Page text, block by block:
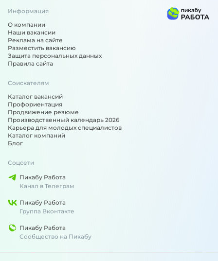
Информация
О компании
Наши вакансии
Реклама на сайте
Разместить вакансию
Защита персональных данных
Правила сайта
Соискателям
Каталог вакансий
Профориентация
Продвижение резюме
Производственный календарь 2026
Карьера для молодых специалистов
Каталог компаний
Блог
Соцсети
Пикабу Работа
Канал в Телеграм
Пикабу Работа
Группа Вконтакте
Пикабу Работа
Сообщество на Пикабу